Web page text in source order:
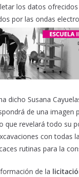
los datos
por las ondas
dicho Susana
de una imagen
que revelará todo su
con todas
rutinas para la
de la